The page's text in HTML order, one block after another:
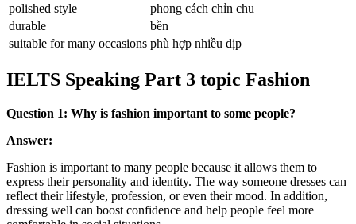
polished style
phong cách chỉn chu
durable
bền
suitable for many occasions phù hợp nhiều dịp
IELTS Speaking Part 3 topic Fashion
Question 1: Why is fashion important to some people?
Answer:
Fashion is important to many people because it allows them to
express their personality and identity. The way someone dresses can
reflect their lifestyle, profession, or even their mood. In addition,
dressing well can boost confidence and help people feel more